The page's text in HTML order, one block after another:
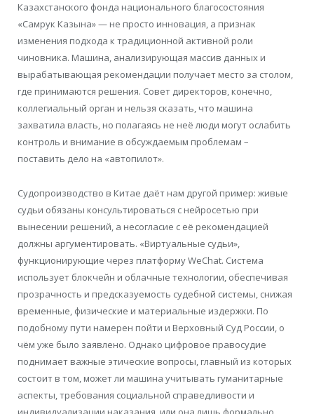
Казахстанского фонда национального благосостояния
«Самрук Казына» — не просто инновация, а признак
изменения подхода к традиционной активной роли
чиновника. Машина, анализирующая массив данных и
вырабатывающая рекомендации получает место за столом,
где принимаются решения. Совет директоров, конечно,
коллегиальный орган и нельзя сказать, что машина
захватила власть, но полагаясь не неё люди могут ослабить
контроль и внимание в обсуждаемым проблемам –
поставить дело на «автопилот».
Судопроизводство в Китае даёт нам другой пример: живые
судьи обязаны консультироваться с нейросетью при
вынесении решений, а несогласие с её рекомендацией
должны аргументировать. «Виртуальные судьи»,
функционирующие через платформу WeChat. Система
использует блокчейн и облачные технологии, обеспечивая
прозрачность и предсказуемость судебной системы, снижая
временные, физические и материальные издержки. По
подобному пути намерен пойти и Верховный Суд России, о
чём уже было заявлено. Однако цифровое правосудие
поднимает важные этические вопросы, главный из которых
состоит в том, может ли машина учитывать гуманитарные
аспекты, требования социальной справедливости и